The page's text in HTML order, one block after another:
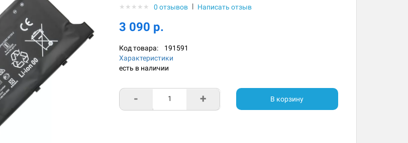
★ ★ ★ ★ ★ 0 отзывов | Написать отзыв
3 090 р.
Код товара: 191591
Характеристики
есть в наличии
- + В корзину